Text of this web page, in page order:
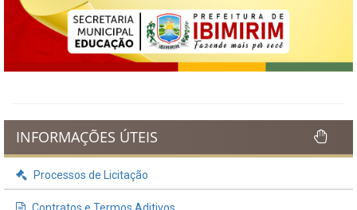
INFORMAÇÕES ÚTEIS
Processos de Licitação